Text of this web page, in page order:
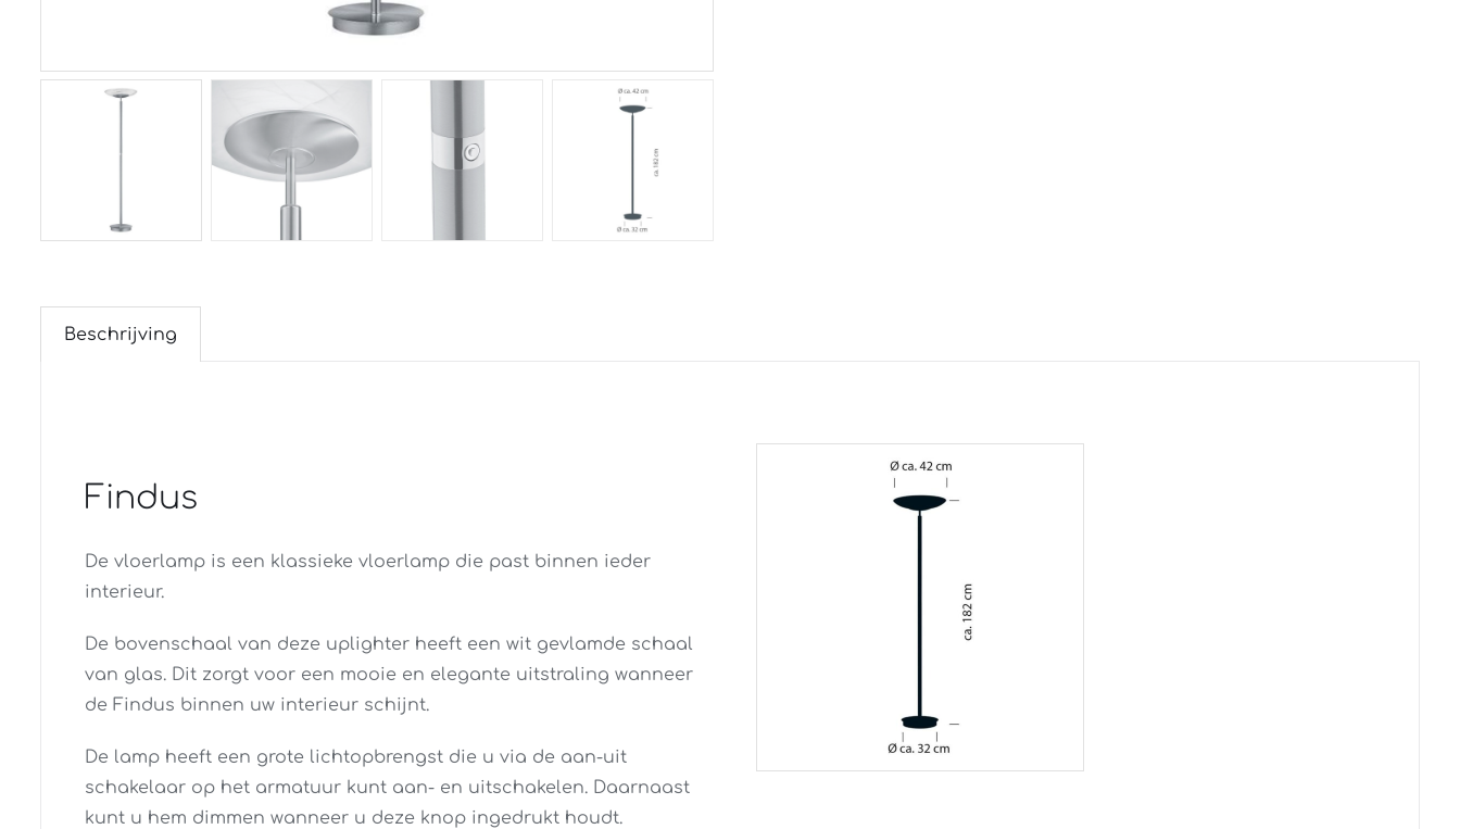
Beschrijving
Findus
De vloerlamp is een klassieke vloerlamp die past binnen ieder
interieur.
De bovenschaal van deze uplighter heeft een wit gevlamde schaal
van glas. Dit zorgt voor een mooie en elegante uitstraling wanneer
de Findus binnen uw interieur schijnt.
De lamp heeft een grote lichtopbrengst die u via de aan-uit
schakelaar op het armatuur kunt aan- en uitschakelen. Daarnaast
kunt u hem dimmen wanneer u deze knop ingedrukt houdt.